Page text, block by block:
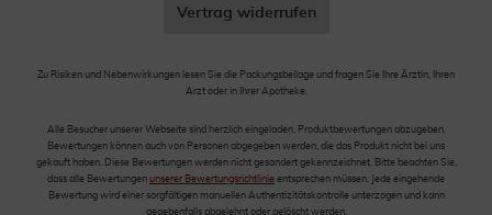
Vertrag widerrufen
Zu Risiken und Nebenwirkungen lesen Sie die Packungsbeilage und fragen Sie Ihre Ärztin, Ihren
Arzt oder in Ihrer Apotheke.
Alle Besucher unserer Webseite sind herzlich eingeladen, Produktbewertungen abzugeben.
Bewertungen können auch von Personen abgegeben werden, die das Produkt nicht bei uns
gekauft haben. Diese Bewertungen werden nicht gesondert gekennzeichnet. Bitte beachten Sie,
dass alle Bewertungen unserer Bewertungsrichtlinie entsprechen müssen. Jede eingehende
Bewertung wird einer sorgfältigen manuellen Authentizitätskontrolle unterzogen und kann
gegebenfalls abgelehnt oder gelöscht werden.